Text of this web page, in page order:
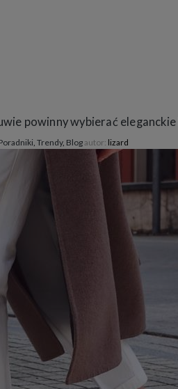
powinny wybierać
Trendy, Blogautor: lizard